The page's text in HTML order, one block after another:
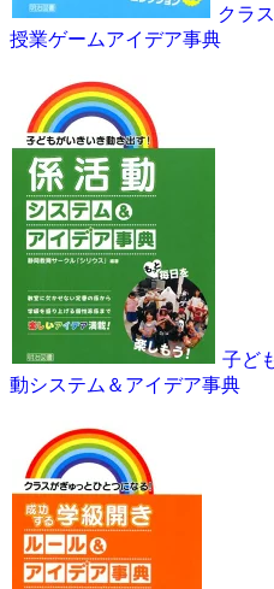
クラ
授業ゲームアイデア事典
子ど
動システム＆アイデア事典